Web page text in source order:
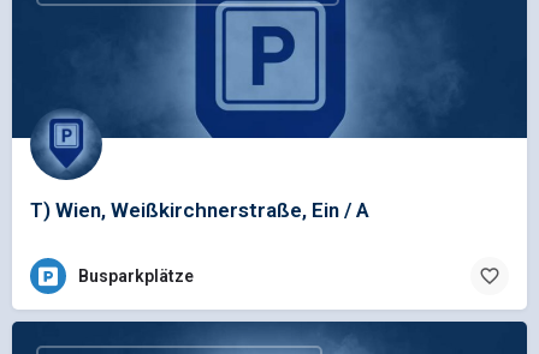
T) Wien, Weißkirchnerstraße, Ein / A
Busparkplätze